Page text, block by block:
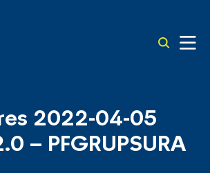
2022-04-05
– PFGRUPSURA